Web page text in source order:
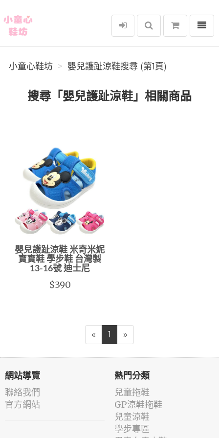
小童心鞋坊
選單
小童心鞋坊 嬰兒護趾涼鞋搜尋 (第1頁)
搜尋「嬰兒護趾涼鞋」相關商品
嬰兒護趾涼鞋 米奇米妮
寶寶鞋 學步鞋 台灣製
13-16號 迪士尼
$390
« 1 »
網站導覽
聯絡我們
官方網站
熱門分類
兒童拖鞋
GP涼鞋拖鞋
兒童涼鞋
學步專區